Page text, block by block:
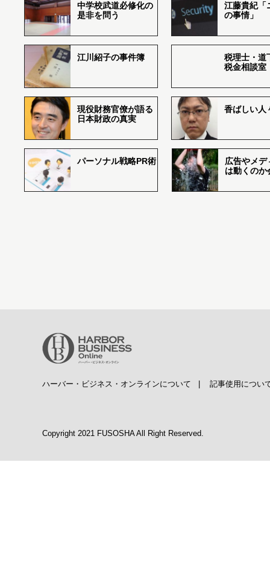
中学校武道必修化の
是非を問う
江藤貴紀「
の事情」
江川紹子の事件簿
税理士・道
税金相談室
現役財務官僚が語る
日本財政の真実
香ばしい
パーソナル戦略PR術
広告やメデ
は動くのか
ハーバー・ビジネス・オンラインについて 記事使用につい
Copyright 2021 FUSOSHA All Right Reserved.